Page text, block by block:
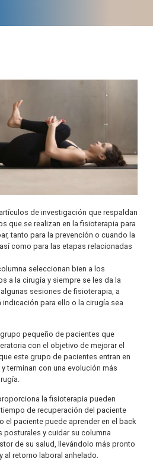
de investigación que respaldan
que se realizan en la fisioterapia para
tanto para la prevención o cuando la
como para las etapas relacionadas
seleccionan bien a los
a la cirugía y siempre se les da la
sesiones de fisioterapia, a
para ello o la cirugía sea
pequeño de pacientes que
con el objetivo de mejorar el
este grupo de pacientes entran en
terminan con una evolución más
la fisioterapia pueden
de recuperación del paciente
el paciente puede aprender en el back
posturales y cuidar su columna
de su salud, llevándolo más pronto
al retorno laboral anhelado.